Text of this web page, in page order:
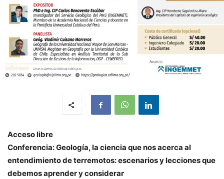
Acceso libre
Conferencia: Geología, la ciencia que nos acerca al
entendimiento de terremotos: escenarios y lecciones que
debemos aprender y considerar